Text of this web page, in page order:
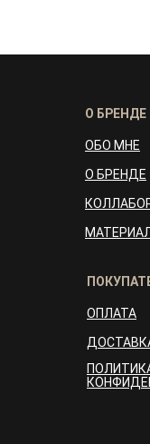
ОПЛАТА
О БРЕНДЕ
ОБО МНЕ
О БРЕНДЕ